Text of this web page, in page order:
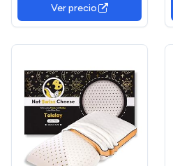
Ver precio